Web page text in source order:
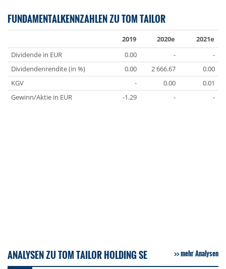
FUNDAMENTALKENNZAHLEN ZU TOM TAILOR
2019 2020e
2021e
Dividende in EUR
0.00 -
-
Dividendenrendite (in %)
0.00 2 666.67
0.00
KGV
- 0.00
0.01
Gewinn/Aktie in EUR
-1.29 - -
ANALYSEN ZU TOM TAILOR HOLDING SE mehr Analysen